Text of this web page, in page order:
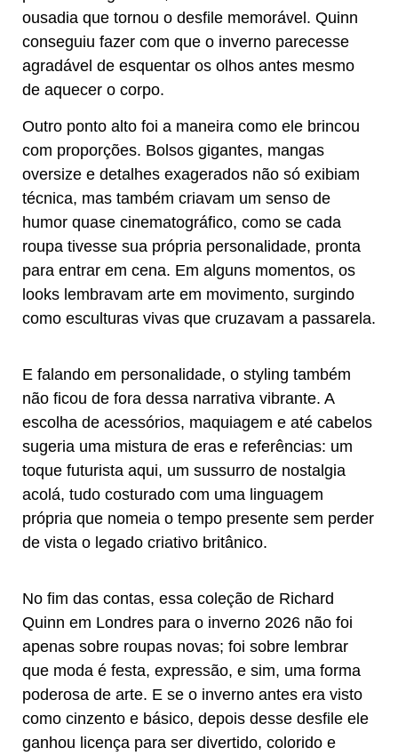
ousadia que tornou o desfile memorável. Quinn
conseguiu fazer com que o inverno parecesse
agradável de esquentar os olhos antes mesmo
de aquecer o corpo.
Outro ponto alto foi a maneira como ele brincou
com proporções. Bolsos gigantes, mangas
oversize e detalhes exagerados não só exibiam
técnica, mas também criavam um senso de
humor quase cinematográfico, como se cada
roupa tivesse sua própria personalidade, pronta
para entrar em cena. Em alguns momentos, os
looks lembravam arte em movimento, surgindo
como esculturas vivas que cruzavam a passarela.
E falando em personalidade, o styling também
não ficou de fora dessa narrativa vibrante. A
escolha de acessórios, maquiagem e até cabelos
sugeria uma mistura de eras e referências: um
toque futurista aqui, um sussurro de nostalgia
acolá, tudo costurado com uma linguagem
própria que nomeia o tempo presente sem perder
de vista o legado criativo britânico.
No fim das contas, essa coleção de Richard
Quinn em Londres para o inverno 2026 não foi
apenas sobre roupas novas; foi sobre lembrar
que moda é festa, expressão, e sim, uma forma
poderosa de arte. E se o inverno antes era visto
como cinzento e básico, depois desse desfile ele
ganhou licença para ser divertido, colorido e